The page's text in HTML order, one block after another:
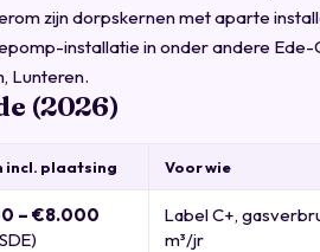
zijn dorpskernen met aparte
installatie in onder andere Ede-
Lunteren.
(2026)
incl. plaatsing Voor wie
– €8.000
Label C+,
m³/jr